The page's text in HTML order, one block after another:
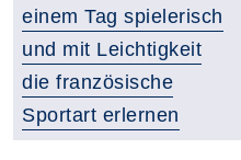
einem Tag spielerisch
und mit Leichtigkeit
die französische
Sportart erlernen